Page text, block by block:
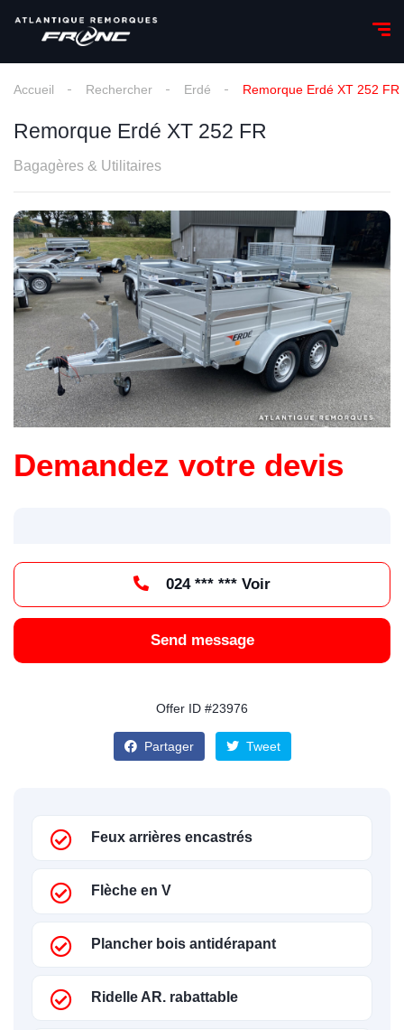
Accueil Rechercher Erdé Remorque Erdé XT 252 FR
Remorque Erdé XT 252 FR
Bagagères & Utilitaires
Demandez votre devis
024 *** *** Voir
Send message
Offer ID #23976
Partager Tweet
Feux arrières encastrés
Flèche en V
Plancher bois antidérapant
Ridelle AR. rabattable